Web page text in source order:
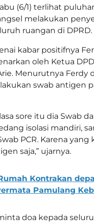
(6/1) terlihat
melakukan
ruangan di DPRD.
kabar positifnya
oleh Ketua DPD
Menurutnya Ferdy
swab antigen
sore itu dia Swab
isolasi mandiri,
PCR. Karena yang
saja,” ujarnya.
Kontrakan
Pamulang
doa kepada